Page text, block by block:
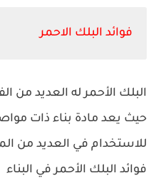
فوائد البلك الاحمر
البلك الأحمر له العديد من
حيث يعد مادة بناء ذات
للاستخدام في العديد من
فوائد البلك الأحمر في البناء